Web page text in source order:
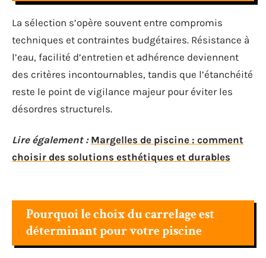
La sélection s’opère souvent entre compromis
techniques et contraintes budgétaires. Résistance à
l’eau, facilité d’entretien et adhérence deviennent
des critères incontournables, tandis que l’étanchéité
reste le point de vigilance majeur pour éviter les
désordres structurels.
Lire également : Margelles de piscine : comment
choisir des solutions esthétiques et durables
Pourquoi le choix du carrelage est
déterminant pour votre piscine